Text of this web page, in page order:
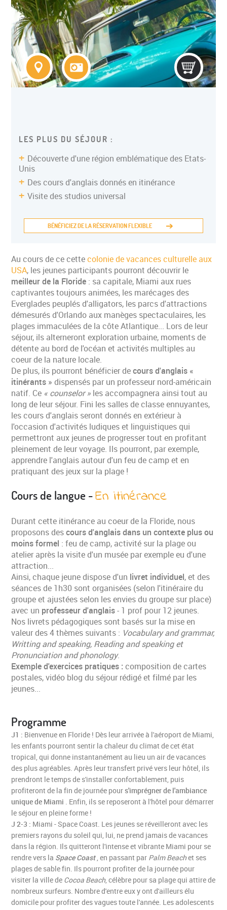
COLONIE ITINERANTE ADO
LES PLUS DU SÉJOUR :
Découverte d'une région emblématique des Etats-
Unis
Des cours d'anglais donnés en itinérance
Visite des studios universal
BÉNÉFICIEZ DE LA RÉSERVATION FLEXIBLE
Au cours de ce cettecolonie de vacances culturelle aux
USA, les jeunes participants pourront découvrir le
meilleur de la Floride : sa capitale, Miami aux rues
captivantes toujours animées, les marécages des
Everglades peuplés d'alligators, les parcs d'attractions
démesurés d'Orlando aux manèges spectaculaires, les
plages immaculées de la côte Atlantique... Lors de leur
séjour, ils alterneront exploration urbaine, moments de
détente au bord de l'océan et activités multiples au
coeur de la nature locale.
De plus, ils pourront bénéficier decours d'anglais «
itinérants » dispensés par un professeur nord-américain
natif. Ce « counselor » les accompagnera ainsi tout au
long de leur séjour. Fini les salles de classe ennuyantes,
les cours d'anglais seront donnés en extérieur à
l'occasion d'activités ludiques et linguistiques qui
permettront aux jeunes de progresser tout en profitant
pleinement de leur voyage. Ils pourront, par exemple,
apprendre l'anglais autour d'un feu de camp et en
pratiquant des jeux sur la plage !
Cours de langue -En itinérance
Durant cette itinérance au coeur de la Floride, nous
proposons descours d'anglais dans un contexte plus ou
moins formel : feu de camp, activité sur la plage ou
atelier après la visite d'un musée par exemple eu d'une
attraction...
Ainsi, chaque jeune dispose d'un livret individuel, et des
séances de 1h30 sont organisées (selon l'itinéraire du
groupe et ajustées selon les envies du groupe sur place)
avec un professeur d'anglais- 1 prof pour 12 jeunes.
Nos livrets pédagogiques sont basés sur la mise en
valeur des 4 thèmes suivants : Vocabulary and grammar,
Writting and speaking, Reading and speaking et
Pronunciation and phonology.
Exemple d'exercices pratiques : composition de cartes
postales, vidéo blog du séjour rédigé et filmé par les
jeunes...
Programme
J1 : Bienvenue en Floride ! Dès leur arrivée à l'aéroport de Miami,
les enfants pourront sentir la chaleur du climat de cet état
tropical, qui donne instantanément au lieu un air de vacances
des plus agréables. Après leur transfert privé vers leur hôtel, ils
prendront le temps de s'installer confortablement, puis
profiteront de la fin de journée pour s'imprégner de l'ambiance
unique de Miami . Enfin, ils se reposeront à l'hôtel pour démarrer
le séjour en pleine forme !
J 2-3 : Miami - Space Coast. Les jeunes se réveilleront avec les
premiers rayons du soleil qui, lui, ne prend jamais de vacances
dans la région. Ils quitteront l'intense et vibrante Miami pour se
rendre vers la Space Coast, en passant par Palm Beachet ses
plages de sable fin. Ils pourront profiter de la journée pour
visiter la ville de Cocoa Beach, célèbre pour sa plage qui attire de
nombreux surfeurs. Nombre d'entre eux y ont d'ailleurs élu
domicile pour profiter des vagues toute l'année. Les adolescents